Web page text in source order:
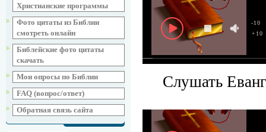
Христианские программы
Фото цитаты из Библии
смотреть онлайн
Библейские фото цитаты
скачать
Мои опросы по Библии
FAQ (вопрос/ответ)
Обратная связь сайта
+10
-10
Слушать